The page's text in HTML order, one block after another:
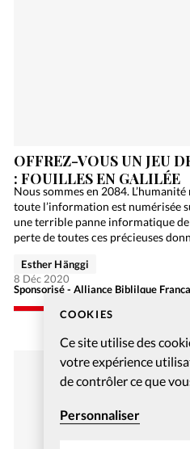
COOKIES
Ce site utilise des
votre expérience
de contrôler ce que
Personnaliser
OFFREZ-VOUS UN JEU
: FOUILLES EN GALILÉE
Nous sommes en 2084.
toute l’information est numérisée
une terrible panne informatique
perte de toutes ces précieuses
Sponsorisé - Alliance Biblilque
Esther Hänggi
8 Déc 2020